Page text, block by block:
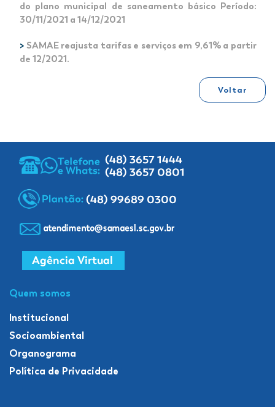
do plano municipal de saneamento básico Período:
30/11/2021 a 14/12/2021
> SAMAE reajusta tarifas e serviços em 9,61% a partir
de 12/2021.
Voltar
Quem somos
Institucional
Socioambiental
Organograma
Política de Privacidade